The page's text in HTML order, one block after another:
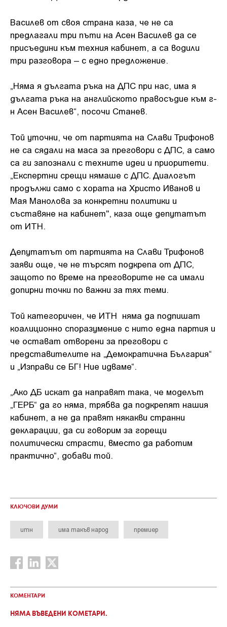
Василев от своя страна каза, че не са
предлагали три пъти на Асен Василев да се
присъедини към техния кабинет, а са водили
три разговора – с едно предложение.
„Няма я дългата ръка на ДПС при нас, има я
дългата ръка на английското правосъдие към г-
н Асен Василев“, посочи Станев.
Той уточни, че от партията на Слави Трифонов
не са сядали на маса за преговори с ДПС, а само
са ги запознали с техните идеи и приоритети.
„Експертни срещи нямаше с ДПС. Диалогът
продължи само с хората на Христо Иванов и
Мая Манолова за конкретни политики и
съставяне на кабинет", каза още депутатът
от ИТН.
Депутатът от партията на Слави Трифонов
заяви още, че не търсят подкрепа от ДПС,
защото по време на преговорите не са имали
допирни точки по важни за тях теми.
Той категоричен, че ИТН няма да подпишат
коалиционно споразумение с нито една партия и
че остават отворени за преговори с
представителите на „Демократична България“
и „Изправи се БГ! Ние идваме“.
„Ако ДБ искат да направят така, че моделът
„ГЕРБ“ да го няма, трябва да подкрепят нашия
кабинет, а не да правят някакви странни
декларации, да си говорим за горещи
политически страсти, вместо да работим
практично“, добави той.
КЛЮЧОВИ ДУМИ
итн има такъв народ премиер
КОМЕНТАРИ
НЯМА ВЪВЕДЕНИ КОМЕТАРИ.